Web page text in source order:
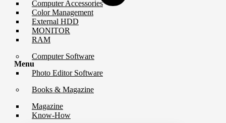
Computer Accessories
Color Management
External HDD
MONITOR
RAM
Computer Software
Photo Editor Software
Books & Magazine
Magazine
Know-How
Menu